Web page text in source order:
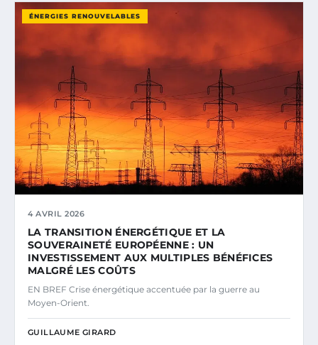
ÉNERGIES RENOUVELABLES
4 AVRIL 2026
LA TRANSITION ÉNERGÉTIQUE ET LA
SOUVERAINETÉ EUROPÉENNE : UN
INVESTISSEMENT AUX MULTIPLES BÉNÉFICES
MALGRÉ LES COÛTS
EN BREF Crise énergétique accentuée par la guerre au
Moyen-Orient.
GUILLAUME GIRARD